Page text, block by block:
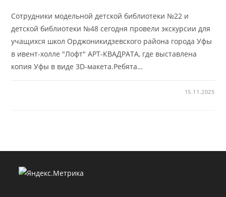
Сотрудники модельной детской библиотеки №22 и
детской библиотеки №48 сегодня провели экскурсии для
учащихся школ Орджоникидзевского района города Уфы
в ивент-холле "Лофт" АРТ-КВАДРАТА, где выставлена
копия Уфы в виде 3D-макета.Ребята…
15.11.2025